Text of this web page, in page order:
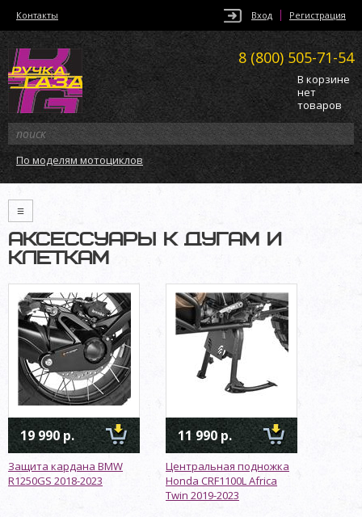
Вход Регистрация
Контакты
8 (800) 505-71-54
В корзине
нет
товаров
По моделям мотоциклов
≡
АКСЕССУАРЫ К ДУГАМ И
КЛЕТКАМ
19 990 р.
Защита кардана BMW
R1250GS 2018-2023
11 990 р.
Центральная подножка
Honda CRF1100L Africa
Twin 2019-2023